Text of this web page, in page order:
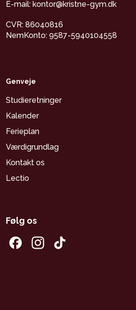
E-mail: kontor@kristne-gym.dk
CVR: 86040816
NemKonto: 9587-5940104558
Genveje
Studieretninger
Kalender
Ferieplan
Værdigrundlag
Kontakt os
Lectio
Følg os